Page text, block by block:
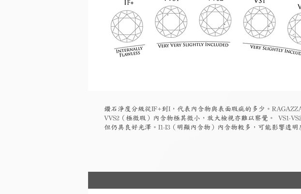
鑽石淨度分級從IF+到I，代表內含物與表面瑕疵的多少。
VVS2（極微瑕）內含物極其微小，放大檢視亦難以察覺。 VS1-
但仍具良好光澤。I1-I3（明顯內含物）內含物較多，可能影響透